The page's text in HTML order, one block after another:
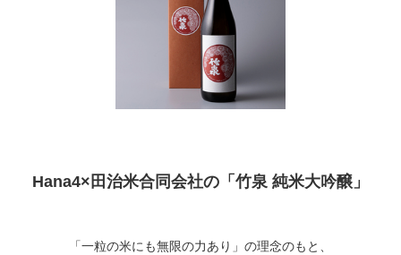
Hana4×田治米合同会社の「竹泉 純米大吟醸」
「一粒の米にも無限の力あり」の理念のもと、